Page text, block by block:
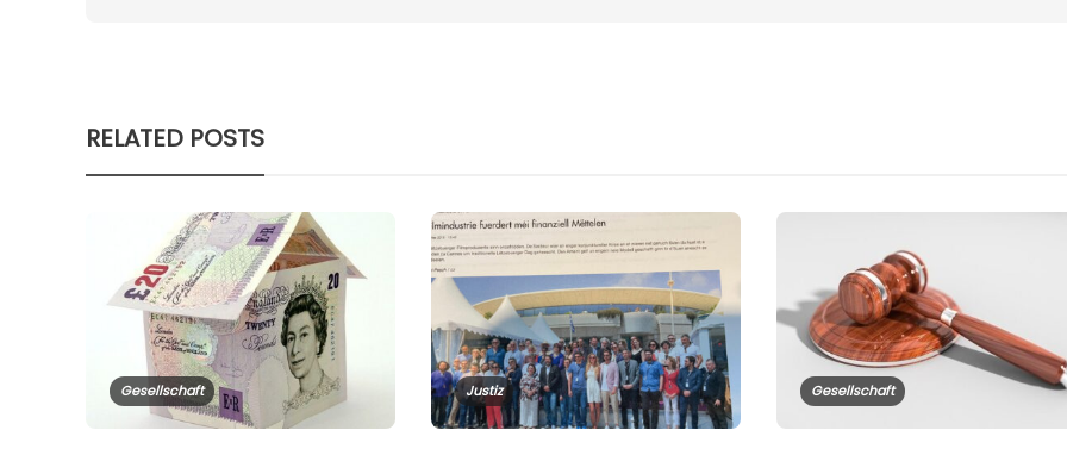
RELATED POSTS
Gesellschaft Justiz Gesellschaft